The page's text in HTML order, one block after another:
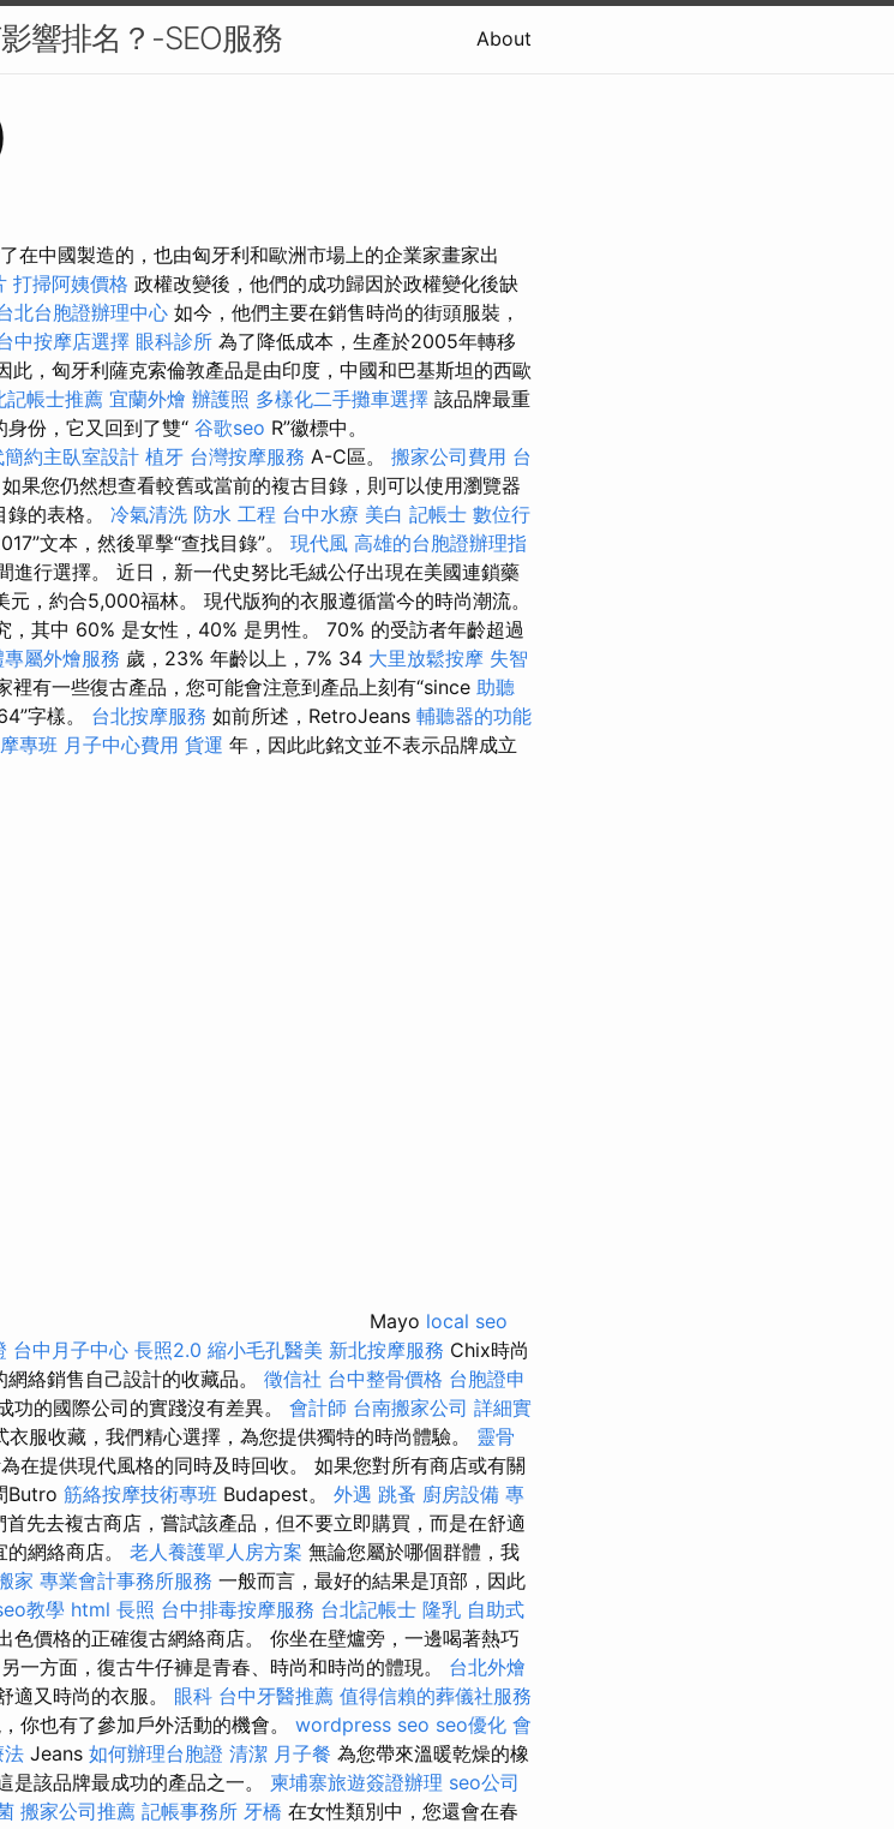
響排名？-SEO服務 About
在中國製造的，也由匈牙利和歐洲市場上的企業家畫家出
打掃阿姨價格 政權改變後，他們的成功歸因於政權變化後缺
北台胞證辦理中心 如今，他們主要在銷售時尚的街頭服裝，
中按摩店選擇 眼科診所 為了降低成本，生產於2005年轉移
此，匈牙利薩克索倫敦產品是由印度，中國和巴基斯坦的西歐
記帳士推薦 宜蘭外燴 辦護照 多樣化二手攤車選擇 該品牌最重
份，它又回到了雙“ 谷歌seo R”徽標中。
簡約主臥室設計 植牙 台灣按摩服務 A-C區。 搬家公司費用 台
如果您仍然想查看較舊或當前的複古目錄，則可以使用瀏覽器
的表格。 冷氣清洗 防水 工程 台中水療 美白 記帳士 數位行
文本，然後單擊“查找目錄”。 現代風 高雄的台胞證辦理指
進行選擇。 近日，新一代史努比毛絨公仔出現在美國連鎖藥
，約合5,000福林。 現代版狗的衣服遵循當今的時尚潮流。
其中 60% 是女性，40% 是男性。 70% 的受訪者年齡超過
屬外燴服務 歲，23% 年齡以上，7% 34 大里放鬆按摩 失智
裡有一些復古產品，您可能會注意到產品上刻有“since 助聽
字樣。 台北按摩服務 如前所述，RetroJeans 輔聽器的功能
專班 月子中心費用 貨運 年，因此此銘文並不表示品牌成立
Mayo local seo
台中月子中心 長照2.0 縮小毛孔醫美 新北按摩服務 Chix時尚
絡銷售自己設計的收藏品。 徵信社 台中整骨價格 台胞證申
功的國際公司的實踐沒有差異。 會計師 台南搬家公司 詳細實
衣服收藏，我們精心選擇，為您提供獨特的時尚體驗。 靈骨
在提供現代風格的同時及時回收。 如果您對所有商店或有關
Butro 筋絡按摩技術專班 Budapest。 外遇 跳蚤 廚房設備 專
首先去複古商店，嘗試該產品，但不要立即購買，而是在舒適
網絡商店。 老人養護單人房方案 無論您屬於哪個群體，我
家 專業會計事務所服務 一般而言，最好的結果是頂部，因此
教學 html 長照 台中排毒按摩服務 台北記帳士 隆乳 自助式
色價格的正確復古網絡商店。 你坐在壁爐旁，一邊喝著熱巧
另一方面，復古牛仔褲是青春、時尚和時尚的體現。 台北外燴
適又時尚的衣服。 眼科 台中牙醫推薦 值得信賴的葬儀社服務
你也有了參加戶外活動的機會。 wordpress seo seo優化 會
法 Jeans 如何辦理台胞證 清潔 月子餐 為您帶來溫暖乾燥的橡
是該品牌最成功的產品之一。 柬埔寨旅遊簽證辦理 seo公司
搬家公司推薦 記帳事務所 牙橋 在女性類別中，您還會在春